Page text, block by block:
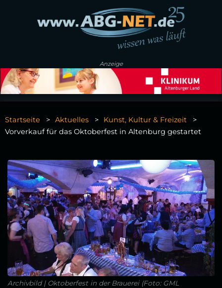
Anzeige
Startseite Aktuelles
Kunst, Kultur & Freizeit
Vorverkauf für das Oktoberfest in Altenburg gestartet
Archivbild | Oktoberfest in der Brauerei (Foto: GML